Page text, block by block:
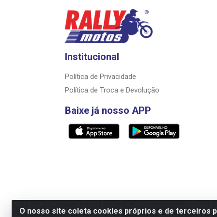
O nosso site coleta cookies próprios e de terceiros
Institucional
Política de Privacidade
Política de Troca e Devolução
Baixe já nosso APP